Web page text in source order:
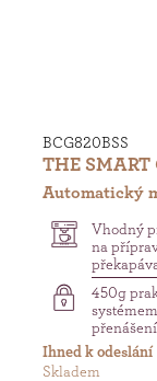
BCG820BSS
THE SMART
Automatický
Vhodný
na
450g
přenášení
Ihned k odeslání
Skladem